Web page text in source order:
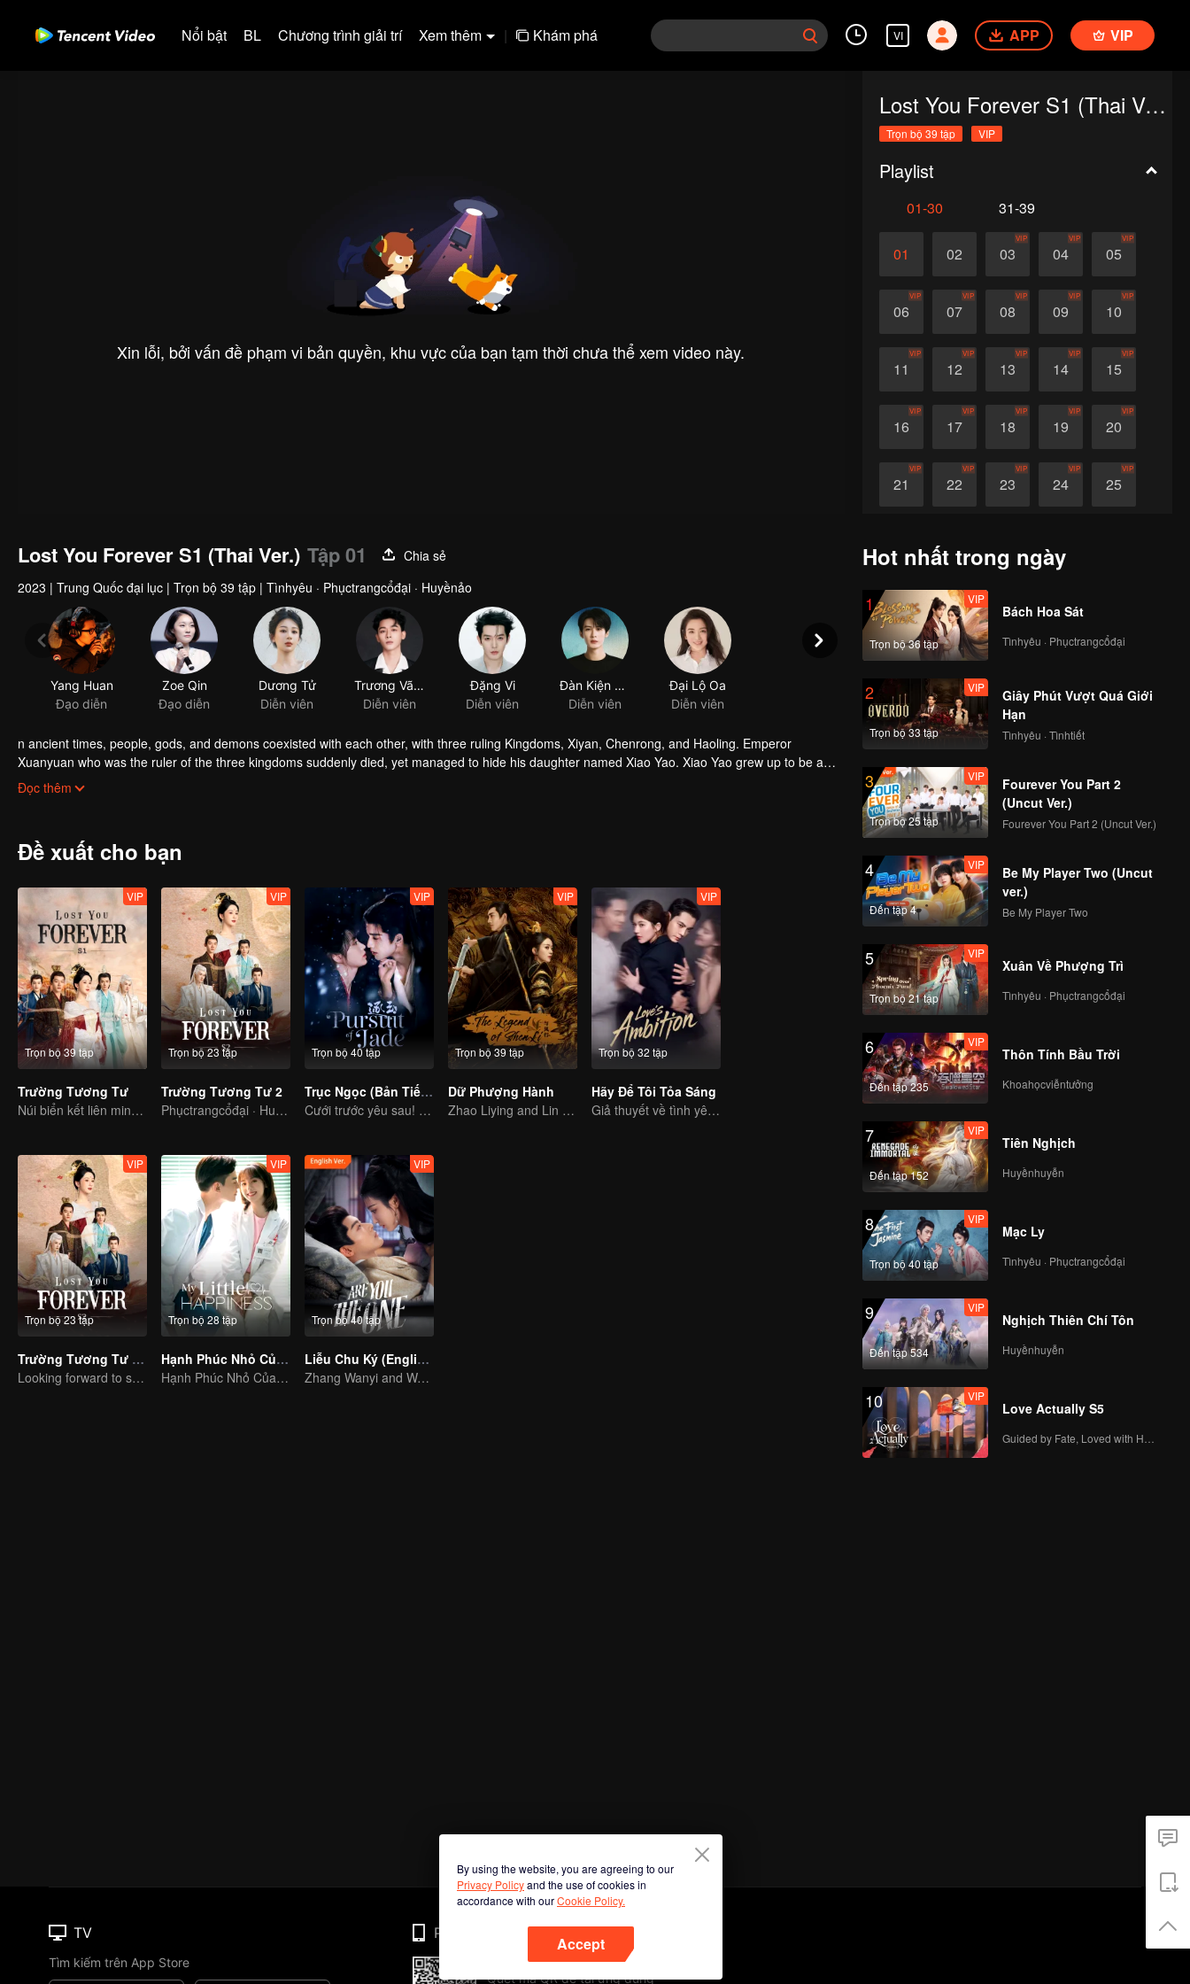
Nổi bật BL Chương trình giải trí Xem thêm | Khám phá VI APP VIP
Xin lỗi, bởi vấn đề phạm vi bản quyền, khu vực của bạn tạm thời chưa thể xem video này.
Lost You Forever S1 (Thai Ver.)
Trọn bộ 39 tập VIP
Playlist
01-30 31-39
01 02 03
VIP
04
VIP
05
VIP
06
VIP
07
VIP
08
VIP
09
VIP
10
VIP
11
VIP
12
VIP
13
VIP
14
VIP
15
VIP
16
VIP
17
VIP
18
VIP
19
VIP
20
VIP
21
VIP
22
VIP
23
VIP
24
VIP
25
VIP
Lost You Forever S1 (Thai Ver.) Tập 01
Chia sẻ
2023 | Trung Quốc đại lục | Trọn bộ 39 tập | Tìnhyêu · Phụctrangcổđại · Huyềnảo
Yang Huan
Đạo diễn
Zoe Qin
Đạo diễn
Dương Tử
Diễn viên
Trương Vãn Ý
Diễn viên
Đặng Vi
Diễn viên
Đàn Kiện Thứ
Diễn viên
Đại Lộ Oa
Diễn viên
n ancient times, people, gods, and demons coexisted with each other, with three ruling Kingdoms, Xiyan, Chenrong, and Haoling. Emperor
Xuanyuan who was the ruler of the three kingdoms suddenly died, yet managed to hide his daughter named Xiao Yao. Xiao Yao grew up to be a
smart and kind woman. When she went acress the deep forest, a tragedy happened to her. She then lost her identity and her real apperance. She
stayed in Qing Shui city, disguised as a guy named Wen Xiaoliu working as a physician. One time, Xiao Liu accidentaly saved Tu Shanjing, the ruler
looking for her. Fate has brought everyone together in Qing Shui, but what does this all mean for Xiao Yao?
Đọc thêm
Đề xuất cho bạn
Trọn bộ 39 tập
VIP
Trường Tương Tư
Núi biển kết liên minh, tình layđộng Đại Hoang
Trọn bộ 23 tập
VIP
Trường Tương Tư 2
Phụctrangcổđại · Huyềnảo
Trọn bộ 40 tập
VIP
Trục Ngọc (Bản Tiếng Anh)
Cưới trước yêu sau! Chân tình giữa binh đao khói lửa
Trọn bộ 39 tập
VIP
Dữ Phượng Hành
Zhao Liying and Lin Gengxin Cooperate Again
Trọn bộ 32 tập
VIP
Hãy Để Tôi Tỏa Sáng
Giả thuyết về tình yêu đích thực của Triệu Lộ Tư và Trần Vỹ Đình
Trọn bộ 23 tập
VIP
Trường Tương Tư 2 (English Ver.)
Looking forward to seeing you again
Trọn bộ 28 tập
VIP
Hạnh Phúc Nhỏ Của Anh
Hạnh Phúc Nhỏ Của Anh
Trọn bộ 40 tập
VIP
Liễu Chu Ký (English Ver.)
Zhang Wanyi and Wang Churan: hate me, marry me?
Hot nhất trong ngày
1
Trọn bộ 36 tập
VIP
Bách Hoa Sát
Tìnhyêu · Phụctrangcổđại
2
Trọn bộ 33 tập
VIP
Giây Phút Vượt Quá Giới
Hạn
Tìnhyêu · Tìnhtiết
3
Trọn bộ 25 tập
VIP
Fourever You Part 2
(Uncut Ver.)
Fourever You Part 2 (Uncut Ver.)
4
Đến tập 4
VIP
Be My Player Two (Uncut
ver.)
Be My Player Two
5
Trọn bộ 21 tập
VIP
Xuân Về Phượng Trì
Tìnhyêu · Phụctrangcổđại
6
Đến tập 235
VIP
Thôn Tính Bầu Trời
Khoahọcviễntưởng
7
Đến tập 152
VIP
Tiên Nghịch
Huyềnhuyễn
8
Trọn bộ 40 tập
VIP
Mạc Ly
Tìnhyêu · Phụctrangcổđại
9
Đến tập 534
VIP
Nghịch Thiên Chí Tôn
Huyềnhuyễn
10 VIP
Love Actually S5
By using the website, you are agreeing to our
Privacy Policyand the use of cookies in
accordance with ourCookie Policy.
Accept
TV
Tìm kiếm trên App Store
Phone
Quét mã QR để tải ứng dụng